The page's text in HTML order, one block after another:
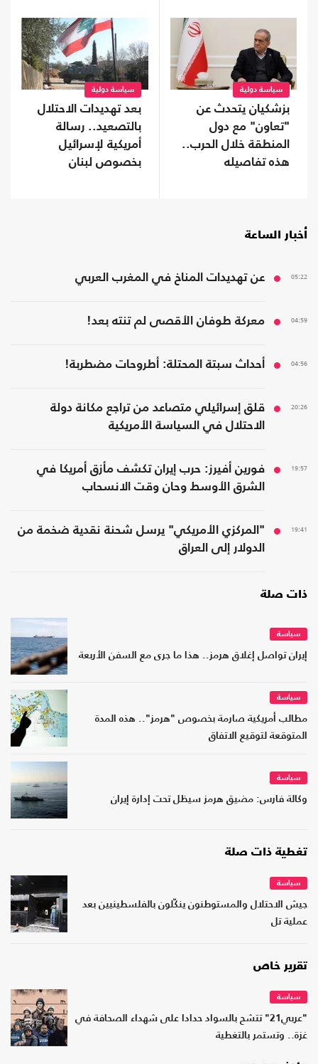
سياسة دولية
بزشكيان يتحدث عن
"تعاون" مع دول
المنطقة خلال الحرب..
هذه تفاصيله
سياسة دولية
بعد تهديدات الاحتلال
بالتصعيد.. رسالة
أمريكية لإسرائيل
بخصوص لبنان
أخبار الساعة
05:22 عن تهديدات المناخ في المغرب العربي
04:59 معركة طوفان الأقصى لم تنته بعد!
04:56 أحداث سبتة المحتلة: أطروحات مضطربة!
20:26
قلق إسرائيلي متصاعد من تراجع مكانة دولة
الاحتلال في السياسة الأمريكية
19:57
فورين أفيرز: حرب إيران تكشف مأزق أمريكا في
الشرق الأوسط وحان وقت الانسحاب
19:41
"المركزي الأمريكي" يرسل شحنة نقدية ضخمة من
الدولار إلى العراق
ذات صلة
سياسة
إيران تواصل إغلاق هرمز.. هذا ما جرى مع السفن الأربعة
سياسة
مطالب أمريكية صارمة بخصوص "هرمز".. هذه المدة
المتوقعة لتوقيع الاتفاق
سياسة
وكالة ​فارس: مضيق هرمز ​سيظل تحت ​إدارة إيران
تغطية ذات صلة
سياسة
جيش الاحتلال والمستوطنون ينكّلون بالفلسطينيين بعد
عملية تل
تقرير خاص
سياسة
"عربي21" تتشح بالسواد حدادا على شهداء الصحافة في
غزة.. وتستمر بالتغطية